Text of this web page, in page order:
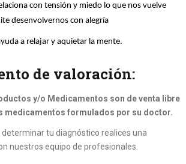
con tensión y miedo lo que nos vuelve
desenvolvernos con alegría
a relajar y aquietar la mente.
de valoración:
y/o Medicamentos son de venta libre
medicamentos formulados por su doctor.
tu diagnóstico realices una
nuestros equipo de profesionales.